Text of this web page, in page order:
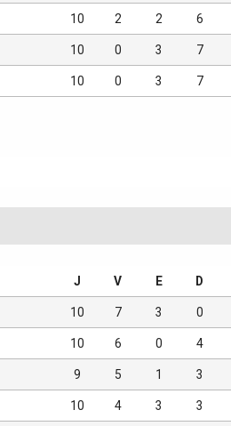
10 2 2 6
10 0 3 7
10 0 3 7
J V E D
10 7 3 0
10 6 0 4
9 5 1 3
10 4 3 3